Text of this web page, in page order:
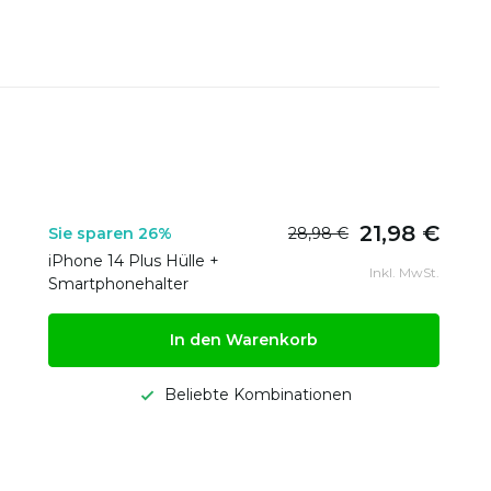
Sie sparen 26% 28,98 € 21,98 €
iPhone 14 Plus Hülle +
Smartphonehalter
Inkl. MwSt.
In den Warenkorb
Beliebte Kombinationen